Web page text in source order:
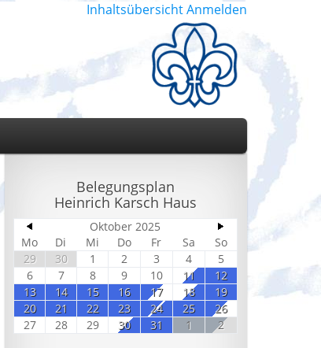
Inhaltsübersicht Anmelden
Belegungsplan
Heinrich Karsch Haus
Oktober 2025
Mo
Di Mi Do Fr Sa
So
29
30 1 2 3 4
5
6
7 8 9 10 11
12
13
14 15 16 17 18
19
20
21 22 23 24 25
26
27
28 29 30 31 1 2